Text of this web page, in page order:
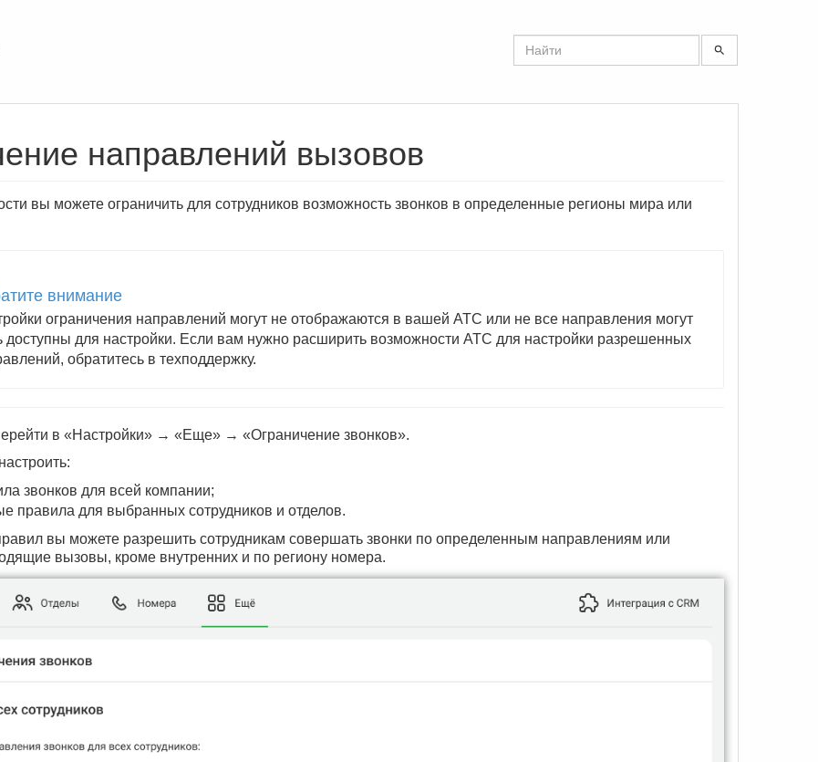
направлений вызовов
вы можете ограничить для сотрудников возможность звонков в определенные регионы мира или
внимание
ограничения направлений могут не отображаются в вашей АТС или не все направления могут
доступны для настройки. Если вам нужно расширить возможности АТС для настройки разрешенных
обратитесь в техподдержку.
в «Настройки» → «Еще» → «Ограничение звонков».
звонков для всей компании;
правила для выбранных сотрудников и отделов.
вы можете разрешить сотрудникам совершать звонки по определенным направлениям или
вызовы, кроме внутренних и по региону номера.